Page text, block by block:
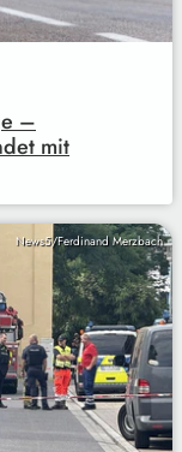
–
mit
News5/Ferdinand Merzbach